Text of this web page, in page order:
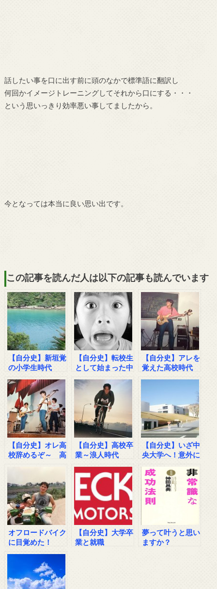
話したい事を口に出す前に頭のなかで標準語に翻訳し
何回かイメージトレーニングしてそれから口にする・・・
という思いっきり効率悪い事してましたから。
今となっては本当に良い思い出です。
この記事を読んだ人は以下の記事も読んでいます
【自分史】新垣覚
の小学生時代
【自分史】転校生
として始まった中
【自分史】アレを
覚えた高校時代
【自分史】オレ高
校辞めるぞ～ 高
【自分史】高校卒
業～浪人時代
【自分史】いざ中
央大学へ！意外に
代
オフロードバイク
に目覚めた！
【自分史】大学卒
業と就職
夢って叶うと思い
ますか？